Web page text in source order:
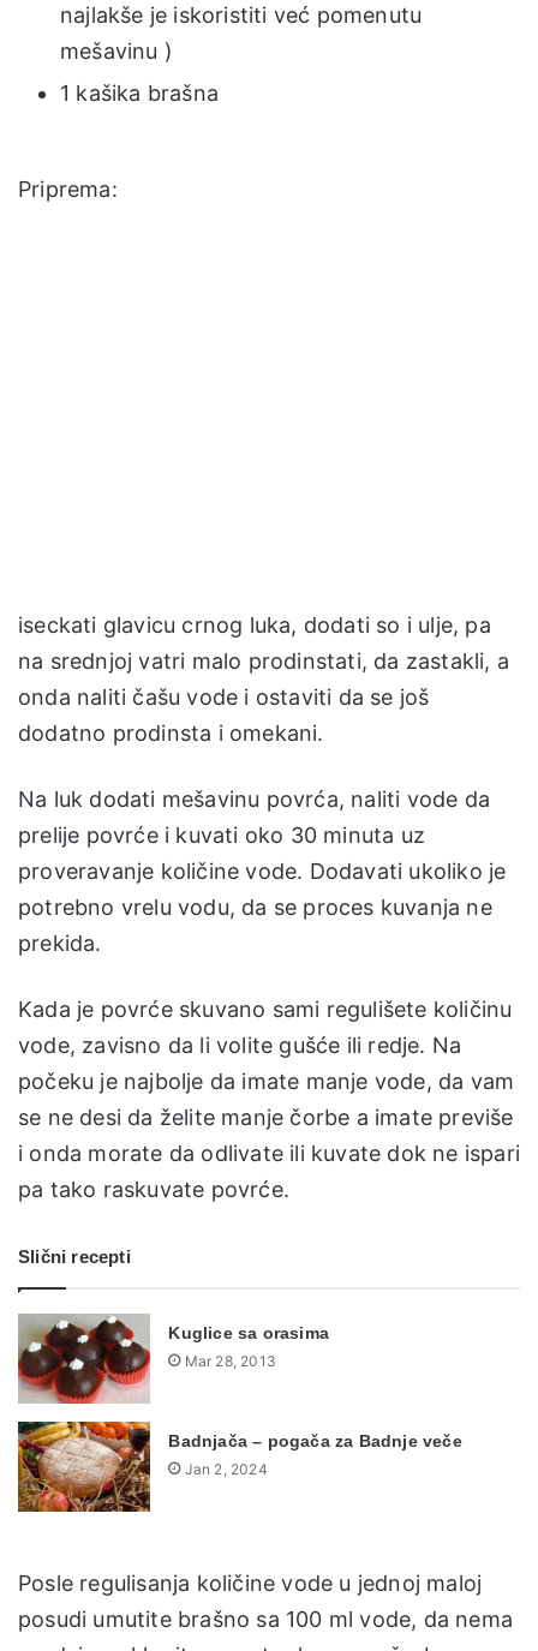
najlakše je iskoristiti već pomenutu
mešavinu )
1 kašika brašna
Priprema:
iseckati glavicu crnog luka, dodati so i ulje, pa
na srednjoj vatri malo prodinstati, da zastakli, a
onda naliti čašu vode i ostaviti da se još
dodatno prodinsta i omekani.
Na luk dodati mešavinu povrća, naliti vode da
prelije povrće i kuvati oko 30 minuta uz
proveravanje količine vode. Dodavati ukoliko je
potrebno vrelu vodu, da se proces kuvanja ne
prekida.
Kada je povrće skuvano sami regulišete količinu
vode, zavisno da li volite gušće ili redje. Na
počeku je najbolje da imate manje vode, da vam
se ne desi da želite manje čorbe a imate previše
i onda morate da odlivate ili kuvate dok ne ispari
pa tako raskuvate povrće.
Slični recepti
Kuglice sa orasima
Mar 28, 2013
Badnjača – pogača za Badnje veče
Jan 2, 2024
Posle regulisanja količine vode u jednoj maloj
posudi umutite brašno sa 100 ml vode, da nema